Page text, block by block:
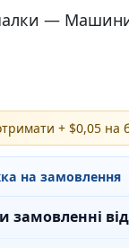
— Машини
+ $0,05 на
на замовлення
замовленні